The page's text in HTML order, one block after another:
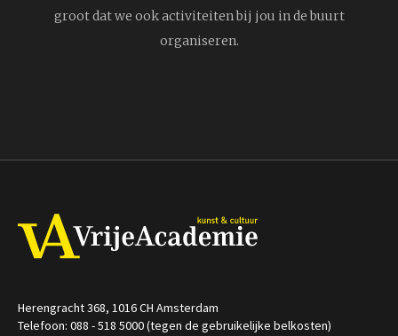
groot dat we ook activiteiten bij jou in de buurt
organiseren.
Herengracht 368, 1016 CH Amsterdam
Telefoon: 088 - 518 5000 (tegen de gebruikelijke belkosten)